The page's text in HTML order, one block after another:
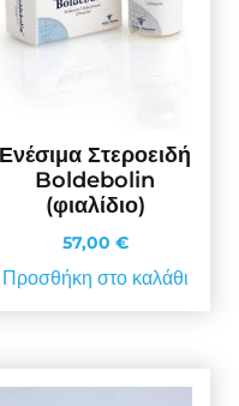
Ενέσιμα Στεροειδή
Boldebolin
(φιαλίδιο)
57,00 €
Προσθήκη στο καλάθι